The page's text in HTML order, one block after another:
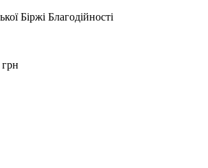
Біржі Благодійності